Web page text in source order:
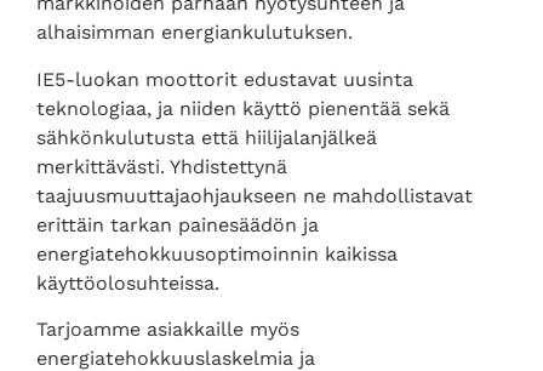
alhaisimman energiankulutuksen.
IE5-luokan moottorit edustavat uusinta
teknologiaa, ja niiden käyttö pienentää sekä
sähkönkulutusta että hiilijalanjälkeä
merkittävästi. Yhdistettynä
taajuusmuuttajaohjaukseen ne mahdollistavat
erittäin tarkan painesäädön ja
energiatehokkuusoptimoinnin kaikissa
käyttöolosuhteissa.
Tarjoamme asiakkaille myös
energiatehokkuuslaskelmia ja